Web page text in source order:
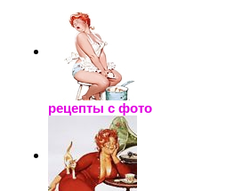
рецепты с фото